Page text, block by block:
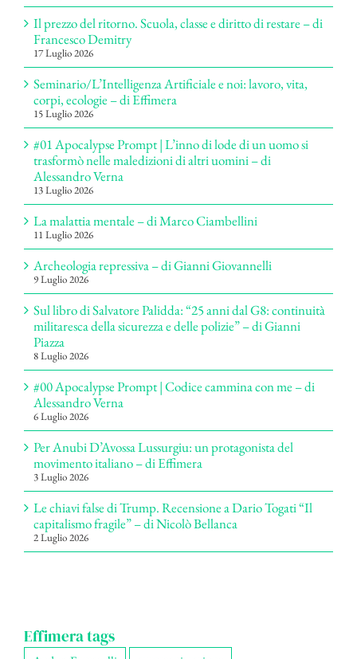
Il prezzo del ritorno. Scuola, classe e diritto di restare – di
Francesco Demitry
17 Luglio 2026
Seminario/L’Intelligenza Artificiale e noi: lavoro, vita,
corpi, ecologie – di Effimera
15 Luglio 2026
#01 Apocalypse Prompt | L’inno di lode di un uomo si
trasformò nelle maledizioni di altri uomini – di
Alessandro Verna
13 Luglio 2026
La malattia mentale – di Marco Ciambellini
11 Luglio 2026
Archeologia repressiva – di Gianni Giovannelli
9 Luglio 2026
Sul libro di Salvatore Palidda: “25 anni dal G8: continuità
militaresca della sicurezza e delle polizie” – di Gianni
Piazza
8 Luglio 2026
#00 Apocalypse Prompt | Codice cammina con me – di
Alessandro Verna
6 Luglio 2026
Per Anubi D’Avossa Lussurgiu: un protagonista del
movimento italiano – di Effimera
3 Luglio 2026
Le chiavi false di Trump. Recensione a Dario Togati “Il
capitalismo fragile” – di Nicolò Bellanca
2 Luglio 2026
Effimera tags